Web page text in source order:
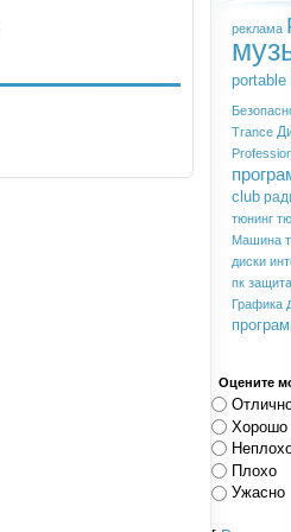
реклама
portable
Trance
club
тюнинг
Машина
диски
пк защита
Графика
Оцените
Хорошо
Плохо
Ужасно